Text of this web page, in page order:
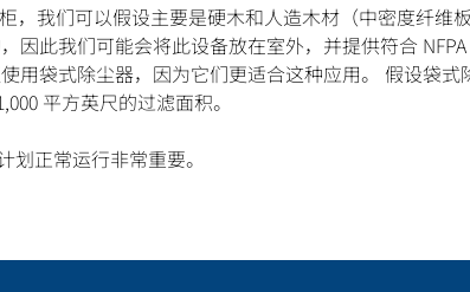
，我们可以假设主要是硬木和人造木材（中密度纤维
此我们可能会将此设备放在室外，并提供符合
用袋式除尘器，因为它们更适合这种应用。 假设袋式
平方英尺的过滤面积。
正常运行非常重要。